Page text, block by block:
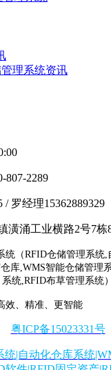
理系统资讯
807-2289
/ 罗经理15362889329
潢涌工业横路2号7栋
统（RFID仓储管理系统,
库,WMS智能仓储管理
系统,RFID布草管理系统）
效、精准、更智能
粤ICP备15023331号